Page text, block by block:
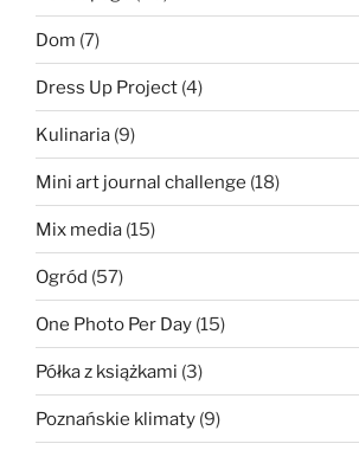
Dom (7)
Dress Up Project (4)
Kulinaria (9)
Mini art journal challenge (18)
Mix media (15)
Ogród (57)
One Photo Per Day (15)
Półka z książkami (3)
Poznańskie klimaty (9)